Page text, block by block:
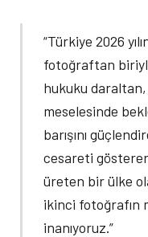
“Türkiye 2026
fotoğraftan
hukuku
meselesinde
barışını
cesareti
üreten bir ülke
ikinci fotoğrafın
inanıyoruz.”